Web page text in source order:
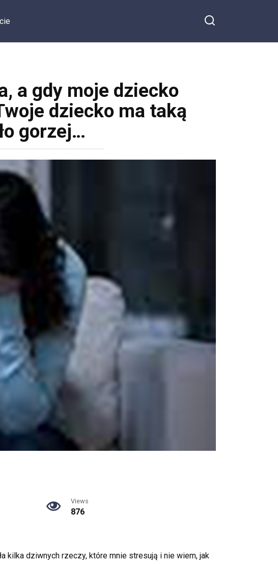
a gdy moje dziecko
dziecko ma taką
gorzej…
Views
876
kilka dziwnych rzeczy, które mnie stresują i nie wiem, jak